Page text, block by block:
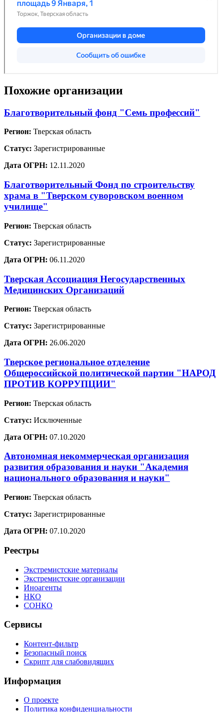
Похожие организации
Благотворительный фонд "Семь профессий"
Регион: Тверская область
Статус: Зарегистрированные
Дата ОГРН: 12.11.2020
Благотворительный Фонд по строительству
храма в "Тверском суворовском военном
училище"
Регион: Тверская область
Статус: Зарегистрированные
Дата ОГРН: 06.11.2020
Тверская Ассоциация Негосударственных
Медицинских Организаций
Регион: Тверская область
Статус: Зарегистрированные
Дата ОГРН: 26.06.2020
Тверское региональное отделение
Общероссийской политической партии "НАРОД
ПРОТИВ КОРРУПЦИИ"
Регион: Тверская область
Статус: Исключенные
Дата ОГРН: 07.10.2020
Автономная некоммерческая организация
развития образования и науки "Академия
национального образования и науки"
Регион: Тверская область
Статус: Зарегистрированные
Дата ОГРН: 07.10.2020
Реестры
Экстремистские материалы
Экстремистские организации
Иноагенты
НКО
СОНКО
Сервисы
Контент-фильтр
Безопасный поиск
Скрипт для слабовидящих
Информация
О проекте
Политика конфиденциальности